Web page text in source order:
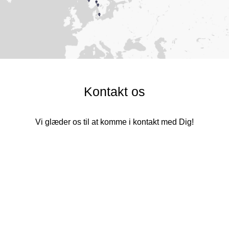
Kontakt os
Vi glæder os til at komme i kontakt med Dig!